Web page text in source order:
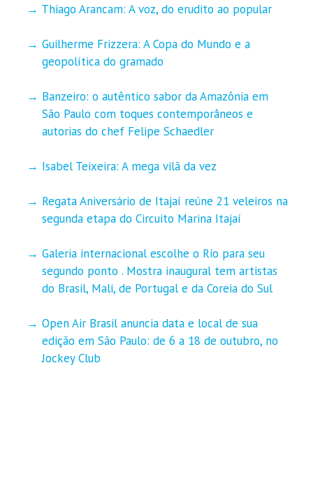
Thiago Arancam: A voz, do erudito ao popular
Guilherme Frizzera: A Copa do Mundo e a
geopolítica do gramado
Banzeiro: o autêntico sabor da Amazônia em
São Paulo com toques contemporâneos e
autorias do chef Felipe Schaedler
Isabel Teixeira: A mega vilã da vez
Regata Aniversário de Itajaí reúne 21 veleiros na
segunda etapa do Circuito Marina Itajaí
Galeria internacional escolhe o Rio para seu
segundo ponto . Mostra inaugural tem artistas
do Brasil, Mali, de Portugal e da Coreia do Sul
Open Air Brasil anuncia data e local de sua
edição em São Paulo: de 6 a 18 de outubro, no
Jockey Club